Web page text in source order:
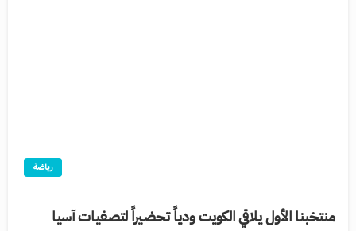
رياضة
منتخبنا الأول يلاقي الكويت ودياً تحضيراً لتصفيات آسيا